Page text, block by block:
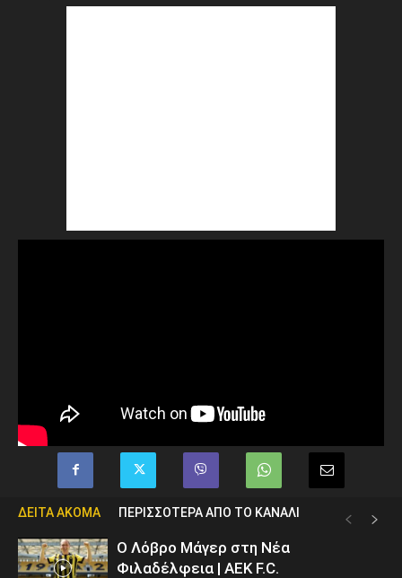
ΔΕΙΤΑ ΑΚΟΜΑ ΠΕΡΙΣΣΟΤΕΡΑ ΑΠΟ ΤΟ ΚΑΝΑΛΙ
Ο Λόβρο Μάγερ στη Νέα
Φιλαδέλφεια | AEK F.C.